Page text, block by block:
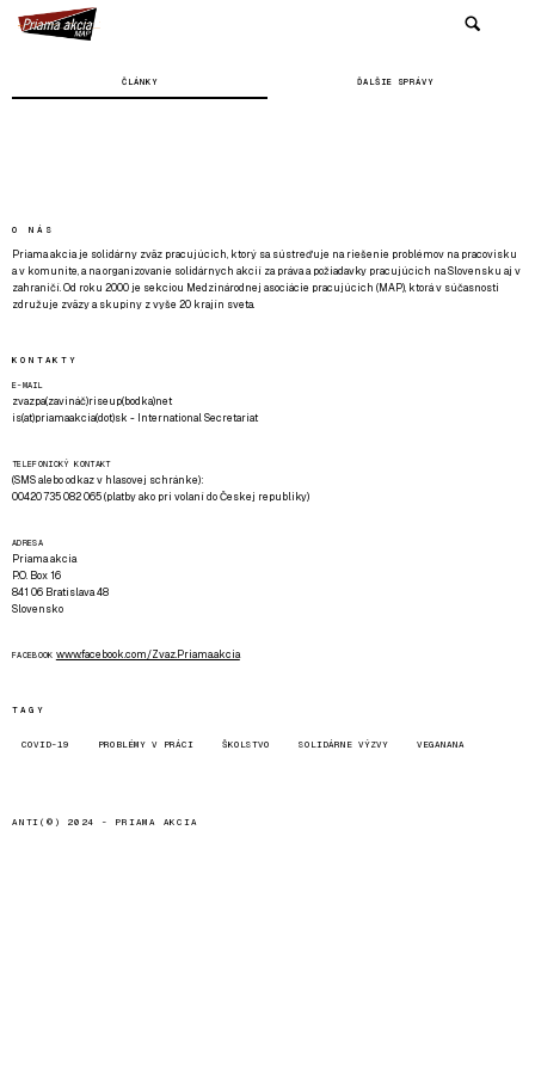
ČLÁNKY ĎALŠIE SPRÁVY
O NÁS
Priama akcia je solidárny zväz pracujúcich, ktorý sa sústreďuje na riešenie problémov na pracovisku
a v komunite, a na organizovanie solidárnych akcií za práva a požiadavky pracujúcich na Slovensku aj v
zahraničí. Od roku 2000 je sekciou Medzinárodnej asociácie pracujúcich (MAP), ktorá v súčasnosti
združuje zväzy a skupiny z vyše 20 krajín sveta.
KONTAKTY
E-MAIL
zvazpa(zavináč)riseup(bodka)net
is(at)priamaakcia(dot)sk - International Secretariat
TELEFONICKÝ KONTAKT
(SMS alebo odkaz v hlasovej schránke):
00420 735 082 065 (platby ako pri volaní do Českej republiky)
ADRESA
Priama akcia
P.O. Box 16
841 06 Bratislava 48
Slovensko
FACEBOOK www.facebook.com/Zvaz.Priama.akcia
TAGY
COVID-19 PROBLÉMY V PRÁCI ŠKOLSTVO SOLIDÁRNE VÝZVY VEGANANA
ANTI(©) 2024 - PRIAMA AKCIA